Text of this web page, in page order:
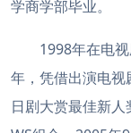
学商学部毕业。
1998年在电视
年，凭借出演电
日剧大赏最佳新